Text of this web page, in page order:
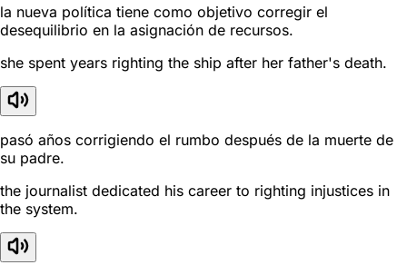
la nueva política tiene como objetivo corregir el
desequilibrio en la asignación de recursos.
she spent years righting the ship after her father's death.
pasó años corrigiendo el rumbo después de la muerte de
su padre.
the journalist dedicated his career to righting injustices in
the system.